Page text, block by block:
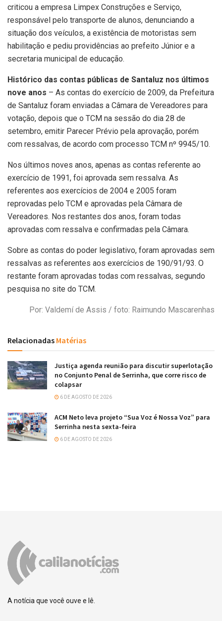
criticou a empresa Limpex Construções e Serviço,
responsável pelo transporte de alunos, denunciando a
situação dos veículos, a existência de motoristas sem
habilitação e pediu providências ao prefeito Júnior e a
secretaria municipal de educação.
Histórico das contas públicas de Santaluz nos últimos
nove anos – As contas do exercício de 2009, da Prefeitura
de Santaluz foram enviadas a Câmara de Vereadores para
votação, depois que o TCM na sessão do dia 28 de
setembro, emitir Parecer Prévio pela aprovação, porém
com ressalvas, de acordo com processo TCM nº 9945/10.
Nos últimos noves anos, apenas as contas referente ao
exercício de 1991, foi aprovada sem ressalva. As
referentes aos exercícios de 2004 e 2005 foram
reprovadas pelo TCM e aprovadas pela Câmara de
Vereadores. Nos restantes dos anos, foram todas
aprovadas com ressalva e confirmadas pela Câmara.
Sobre as contas do poder legislativo, foram aprovadas sem
ressalvas as referentes aos exercícios de 190/91/93. O
restante foram aprovadas todas com ressalvas, segundo
pesquisa no site do TCM.
Por: Valdemí de Assis / foto: Raimundo Mascarenhas
Relacionadas Matérias
Justiça agenda reunião para discutir superlotação
no Conjunto Penal de Serrinha, que corre risco de
colapsar
6 DE AGOSTO DE 2026
ACM Neto leva projeto “Sua Voz é Nossa Voz” para
Serrinha nesta sexta-feira
6 DE AGOSTO DE 2026
A notícia que você ouve e lê.